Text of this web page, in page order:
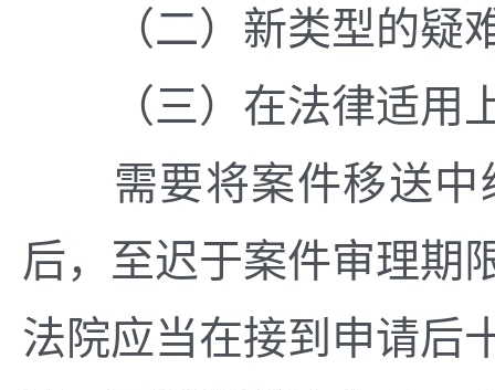
（二）新类型的疑
（三）在法律适用上
需要将案件移送中
后，至迟于案件审理期
法院应当在接到申请后